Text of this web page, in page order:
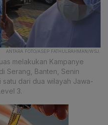
ANTARA FOTO/ASEP FATHULRAHMAN/WSJ.
melakukan Kampanye
Serang, Banten, Senin
satu dari dua wilayah Jawa-
3.